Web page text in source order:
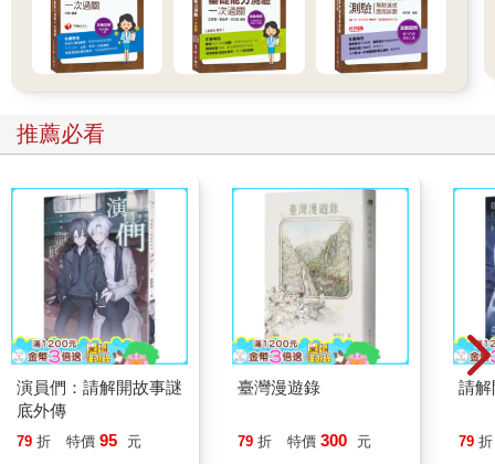
推薦必看
演員們：請解開故事謎
底外傳
79 折 特價 95 元
臺灣漫遊錄
79 折 特價 300 元
請解
79 折